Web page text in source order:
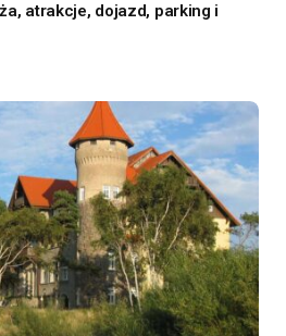
atrakcje, dojazd, parking i